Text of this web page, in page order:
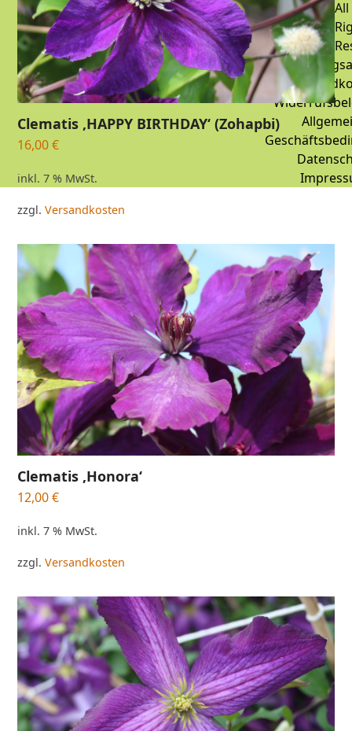
Clematis ‚HAPPY BIRTHDAY‘ (Zohapbi)
16,00€
inkl. 7 % MwSt.
zzgl.Versandkosten
Clematis ‚Honora‘
12,00€
inkl. 7 % MwSt.
zzgl.Versandkosten
All